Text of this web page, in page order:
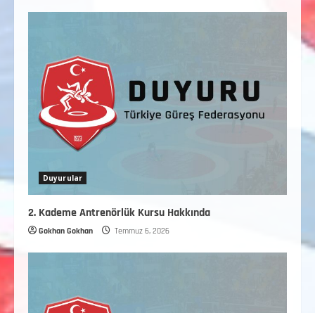
Duyurular
2. Kademe Antrenörlük Kursu Hakkında
Gokhan Gokhan Temmuz 6, 2026